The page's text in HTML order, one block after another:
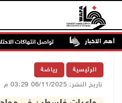
أهم الاخبار
جنين تواصل انتهاكات
الرئيسية رياضة
تاريخ النشر: 06/11/2025 03:29 م